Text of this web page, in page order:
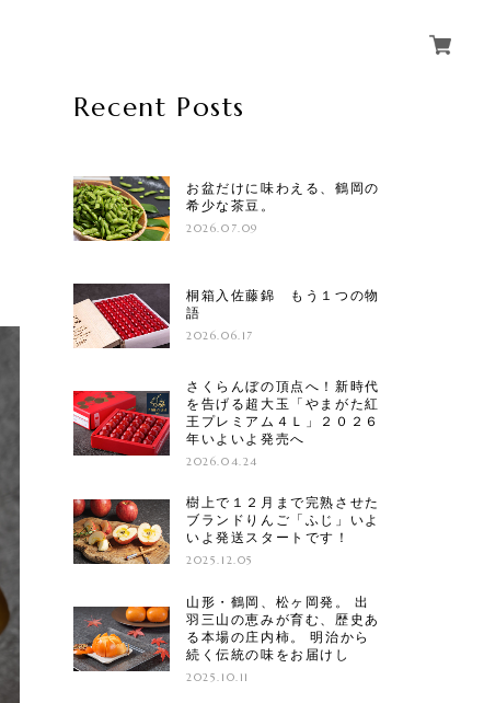
Recent Posts
お盆だけに味わえる、鶴岡の
希少な茶豆。
2026.07.09
桐箱入佐藤錦 もう１つの物
語
2026.06.17
さくらんぼの頂点へ！新時代
を告げる超大玉「やまがた紅
王プレミアム４Ｌ」２０２６
年いよいよ発売へ
2026.04.24
樹上で１２月まで完熟させた
ブランドりんご「ふじ」いよ
いよ発送スタートです！
2025.12.05
山形・鶴岡、松ヶ岡発。 出
羽三山の恵みが育む、歴史あ
る本場の庄内柿。 明治から
続く伝統の味をお届けし
2025.10.11